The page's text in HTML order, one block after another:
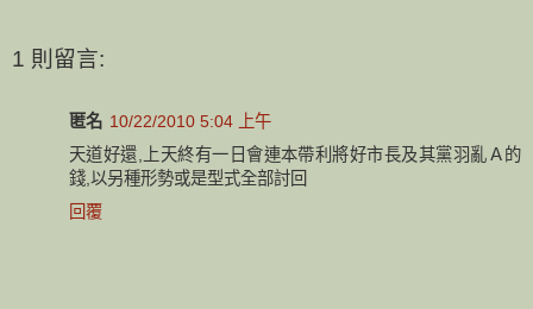
1 則留言:
匿名 10/22/2010 5:04 上午
天道好還,上天終有一日會連本帶利將好市長及其黨羽亂Ａ的
錢,以另種形勢或是型式全部討回
回覆